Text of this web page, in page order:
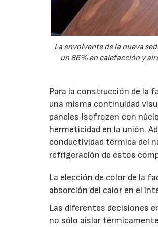
La envolvente de la nueva
un 86% en calefacción y
Para la construcción de la
una misma continuidad
paneles Isofrozen con
hermeticidad en la unión.
conductividad térmica del
refrigeración de estos
La elección de color de la
absorción del calor en el
Las diferentes decisiones
no sólo aislar